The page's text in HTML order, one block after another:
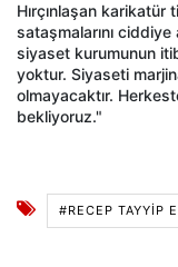
Hırçınlaşan karikatür
sataşmalarını
siyaset kurumunun
yoktur. Siyaseti
olmayacaktır.
bekliyoruz."
#RECEP TAYYİP